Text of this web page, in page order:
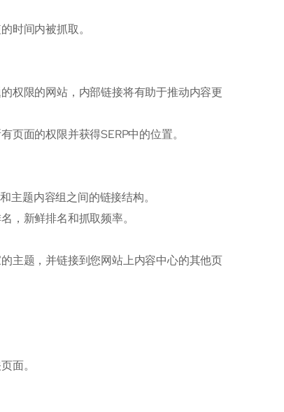
时间内被抓取。
权限的网站，内部链接将有助于推动内容更
面的权限并获得SERP中的位置。
主题内容组之间的链接结构。
，新鲜排名和抓取频率。
主题，并链接到您网站上内容中心的其他页
面。